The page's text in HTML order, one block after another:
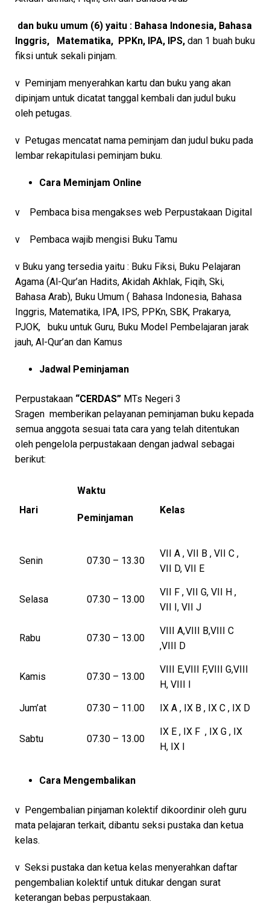
dan buku umum (6) yaitu : Bahasa Indonesia, Bahasa
Inggris, Matematika, PPKn, IPA, IPS, dan 1 buah buku
fiksi untuk sekali pinjam.
v Peminjam menyerahkan kartu dan buku yang akan
dipinjam untuk dicatat tanggal kembali dan judul buku
oleh petugas.
v Petugas mencatat nama peminjam dan judul buku pada
lembar rekapitulasi peminjam buku.
Cara Meminjam Online
v Pembaca bisa mengakses web Perpustakaan Digital
v Pembaca wajib mengisi Buku Tamu
v Buku yang tersedia yaitu : Buku Fiksi, Buku Pelajaran
Agama (Al-Qur’an Hadits, Akidah Akhlak, Fiqih, Ski,
Bahasa Arab), Buku Umum ( Bahasa Indonesia, Bahasa
Inggris, Matematika, IPA, IPS, PPKn, SBK, Prakarya,
PJOK, buku untuk Guru, Buku Model Pembelajaran jarak
jauh, Al-Qur’an dan Kamus
Jadwal Peminjaman
Perpustakaan “CERDAS” MTs Negeri 3
Sragen memberikan pelayanan peminjaman buku kepada
semua anggota sesuai tata cara yang telah ditentukan
oleh pengelola perpustakaan dengan jadwal sebagai
berikut:
Hari
Waktu
Peminjaman
Kelas
Senin 07.30 – 13.30
VII A , VII B , VII C ,
VII D, VII E
Selasa 07.30 – 13.00
VII F , VII G, VII H ,
VII I, VII J
Rabu 07.30 – 13.00
VIII A,VIII B,VIII C
,VIII D
Kamis 07.30 – 13.00
VIII E,VIII F,VIII G,VIII
H, VIII I
Jum’at 07.30 – 11.00 IX A , IX B , IX C , IX D
Sabtu 07.30 – 13.00
IX E , IX F , IX G , IX
H, IX I
Cara Mengembalikan
v Pengembalian pinjaman kolektif dikoordinir oleh guru
mata pelajaran terkait, dibantu seksi pustaka dan ketua
kelas.
v Seksi pustaka dan ketua kelas menyerahkan daftar
pengembalian kolektif untuk ditukar dengan surat
keterangan bebas perpustakaan.